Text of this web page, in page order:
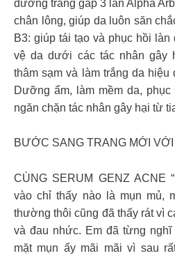
dưỡng trắng gấp 3 lần Alpha
chân lông, giúp da luôn săn
B3: giúp tái tạo và phục hồi
vệ da dưới các tác nhân gây
thâm sạm và làm trắng da
Dưỡng ẩm, làm mềm da,
ngăn chặn tác nhân gây hại từ
BƯỚC SANG TRANG MỚI
CÙNG SERUM GENZ ACNE
vào chỉ thấy nào là mụn mủ,
thường thôi cũng đã thấy rát vì
và đau nhức. Em đã từng
mặt mụn ấy mãi mãi vì sau